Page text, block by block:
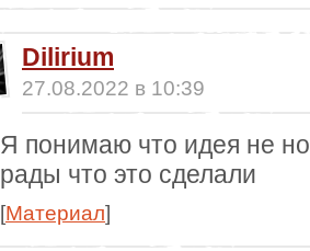
Dilirium
27.08.2022 в 10:39
Я понимаю что идея не
рады что это сделали
[Материал]